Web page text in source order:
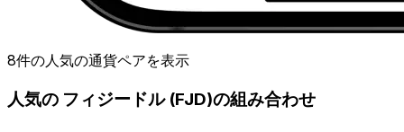
8件の人気の通貨ペアを表示
人気の フィジードル (FJD)の組み合わせ